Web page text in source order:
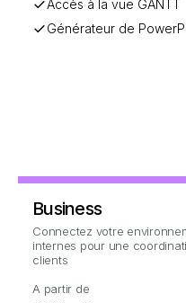
Accès à la vue GANTT
Générateur de
Business
Connectez votre
internes pour une
clients
A partir de